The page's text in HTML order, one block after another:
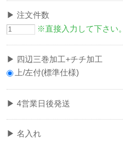
注文件数
※直接入力して下さい。
四辺三巻加工+チチ加工
上/左付(標準仕様)
4営業日後発送
名入れ